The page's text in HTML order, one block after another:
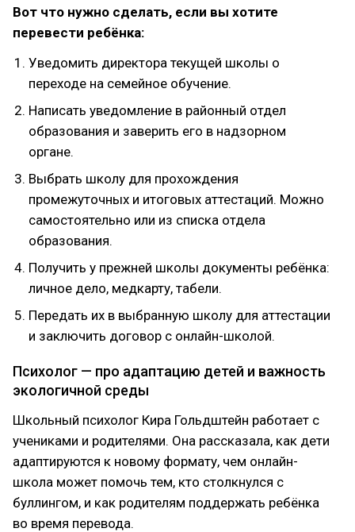
Вот что нужно сделать, если вы хотите
перевести ребёнка:
Уведомить директора текущей школы о
переходе на семейное обучение.
Написать уведомление в районный отдел
образования и заверить его в надзорном
органе.
Выбрать школу для прохождения
промежуточных и итоговых аттестаций. Можно
самостоятельно или из списка отдела
образования.
Получить у прежней школы документы ребёнка:
личное дело, медкарту, табели.
Передать их в выбранную школу для аттестации
и заключить договор с онлайн-школой.
Психолог — про адаптацию детей и важность
экологичной среды
Школьный психолог Кира Гольдштейн работает с
учениками и родителями. Она рассказала, как дети
адаптируются к новому формату, чем онлайн-
школа может помочь тем, кто столкнулся с
буллингом, и как родителям поддержать ребёнка
во время перевода.